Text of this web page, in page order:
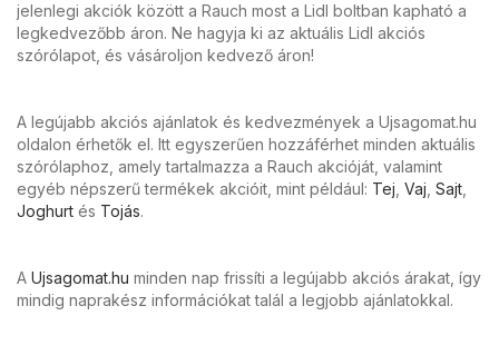
jelenlegi akciók között a Rauch most a Lidl boltban kapható a
legkedvezőbb áron. Ne hagyja ki az aktuális Lidl akciós
szórólapot, és vásároljon kedvező áron!
A legújabb akciós ajánlatok és kedvezmények a Ujsagomat.hu
oldalon érhetők el. Itt egyszerűen hozzáférhet minden aktuális
szórólaphoz, amely tartalmazza a Rauch akcióját, valamint
egyéb népszerű termékek akcióit, mint például: Tej Vaj Sajt
Joghurt és Tojás.
A Ujsagomat.hu minden nap frissíti a legújabb akciós árakat, így
mindig naprakész információkat talál a legjobb ajánlatokkal.